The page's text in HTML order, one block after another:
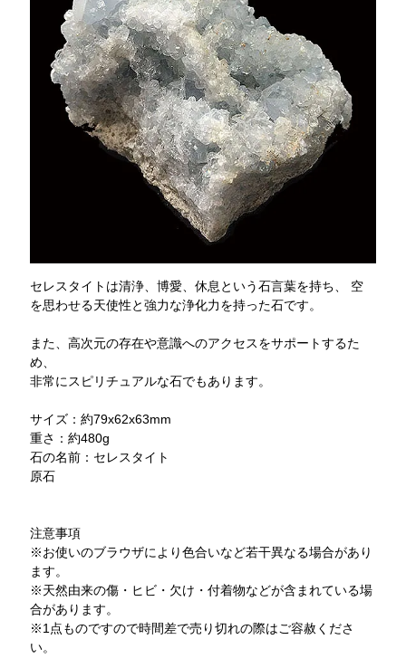
セレスタイトは清浄、博愛、休息という石言葉を持ち、 空
を思わせる天使性と強力な浄化力を持った石です。
また、高次元の存在や意識へのアクセスをサポートするた
め、
非常にスピリチュアルな石でもあります。
サイズ：約79x62x63mm
重さ：約480g
石の名前：セレスタイト
原石
注意事項
※お使いのブラウザにより色合いなど若干異なる場合があり
ます。
※天然由来の傷・ヒビ・欠け・付着物などが含まれている場
合があります。
※1点ものですので時間差で売り切れの際はご容赦くださ
い。